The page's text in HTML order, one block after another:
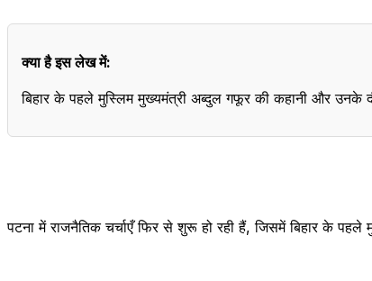
क्या है इस लेख में:
बिहार के पहले मुस्लिम मुख्यमंत्री अब्दुल गफूर की कहानी और उनके
पटना में राजनैतिक चर्चाएँ फिर से शुरू हो रही हैं, जिसमें बिहार के